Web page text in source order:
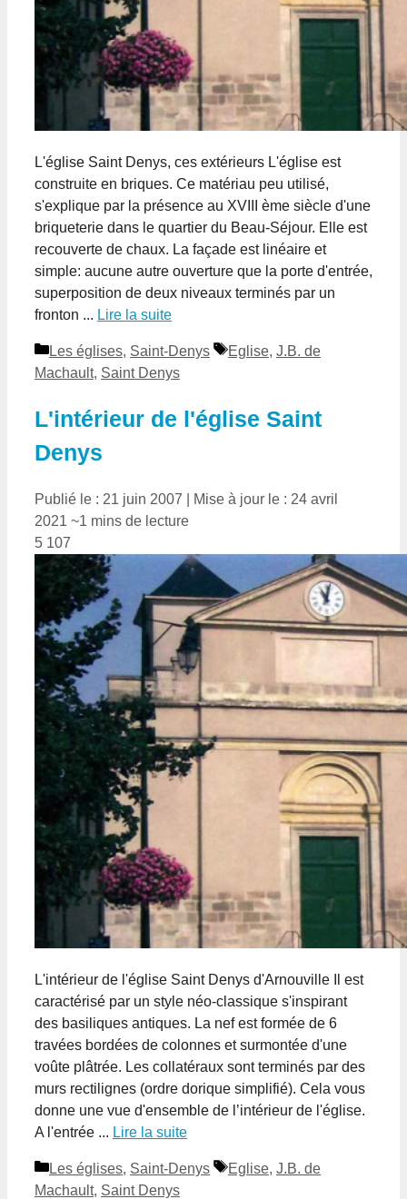
L'église Saint Denys, ces extérieurs L'église est
construite en briques. Ce matériau peu utilisé,
s'explique par la présence au XVIII ème siècle d'une
briqueterie dans le quartier du Beau-Séjour. Elle est
recouverte de chaux. La façade est linéaire et
simple: aucune autre ouverture que la porte d'entrée,
superposition de deux niveaux terminés par un
fronton ... Lire la suite
Catégories
Les églises, Saint-Denys Étiquettes
Eglise, J.B. de
Machault, Saint Denys
L'intérieur de l'église Saint
Denys
Publié le : 21 juin 2007
Mise à jour le : 24 avril
2021 ~1 mins de lecture
5 107
L'intérieur de l'église Saint Denys d'Arnouville Il est
caractérisé par un style néo-classique s'inspirant
des basiliques antiques. La nef est formée de 6
travées bordées de colonnes et surmontée d'une
voûte plâtrée. Les collatéraux sont terminés par des
murs rectilignes (ordre dorique simplifié). Cela vous
donne une vue d'ensemble de l’intérieur de l'église.
A l'entrée ... Lire la suite
Catégories
Les églises, Saint-Denys Étiquettes
Eglise, J.B. de
Machault, Saint Denys